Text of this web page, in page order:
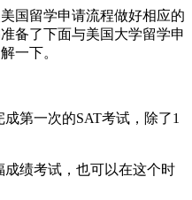
留学申请流程做好相应的
备了下面与美国大学留学申
一下。
第一次的SAT考试，除了1
绩考试，也可以在这个时